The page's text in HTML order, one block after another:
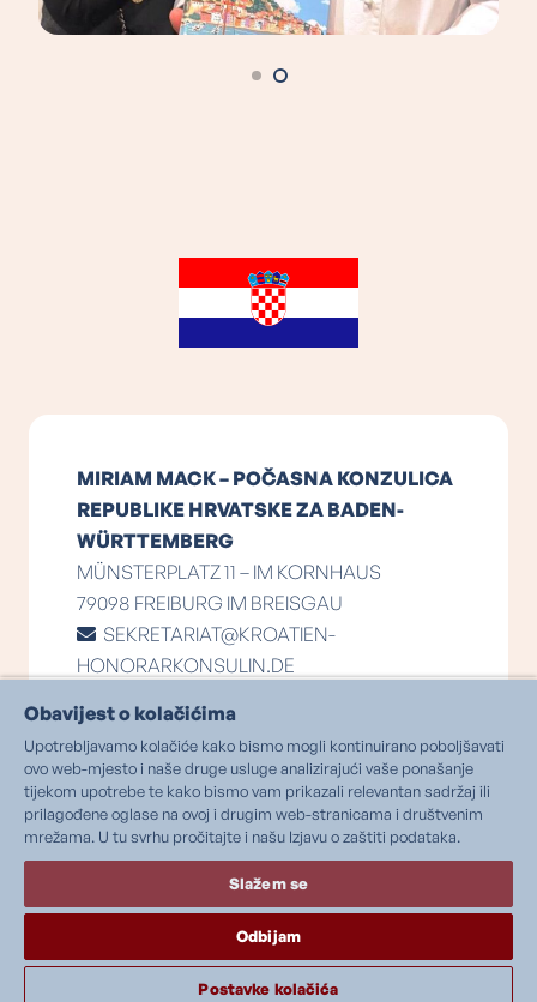
MIRIAM MACK – POČASNA KONZULICA
REPUBLIKE HRVATSKE ZA BADEN-
WÜRTTEMBERG
MÜNSTERPLATZ 11 – IM KORNHAUS
79098 FREIBURG IM BREISGAU
SEKRETARIAT@KROATIEN-
HONORARKONSULIN.DE
Podložno promjenama, sve informacije bez
jamstva
IMPRESSUM
IZJAVA O ZAŠTITI PODATAKA
Njemački)
Hrvatski
Obavijest o kolačićima
Upotrebljavamo kolačiće kako bismo mogli kontinuirano poboljšavati
ovo web-mjesto i naše druge usluge analizirajući vaše ponašanje
tijekom upotrebe te kako bismo vam prikazali relevantan sadržaj ili
prilagođene oglase na ovoj i drugim web-stranicama i društvenim
mrežama. U tu svrhu pročitajte i našu Izjavu o zaštiti podataka.
Slažem se
Odbijam
Postavke kolačića